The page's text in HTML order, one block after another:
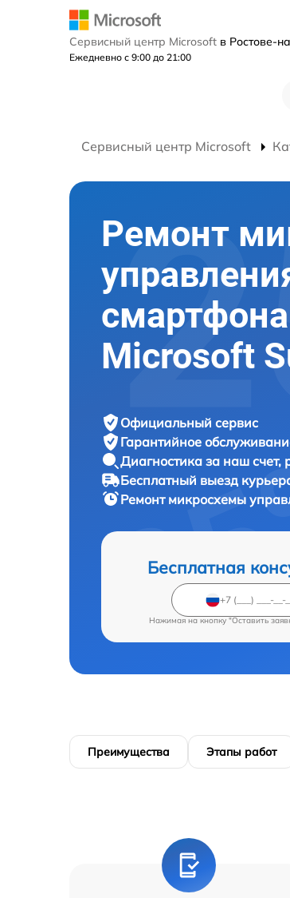
Сервисный центр Microsoft в Ростове-
Ежедневно с 9:00 до 21:00
Сервисный центр Microsoft
Ремонт
смартфона
Microsoft
Официальный сервис
Гарантийное
Диагностика за наш счет,
Бесплатный выезд
Ремонт микросхемы
Бесплатная
Нажимая на кнопку "Оставить
Преимущества Этапы работ